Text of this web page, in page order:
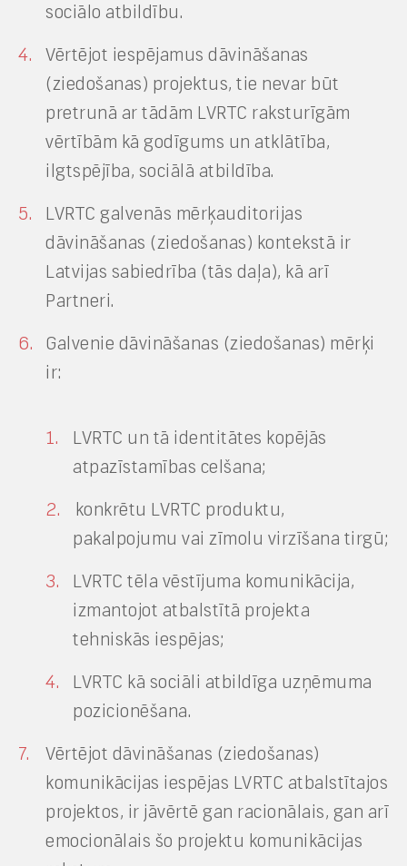
sociālo atbildību.
Vērtējot iespējamus dāvināšanas
(ziedošanas) projektus, tie nevar būt
pretrunā ar tādām LVRTC raksturīgām
vērtībām kā godīgums un atklātība,
ilgtspējība, sociālā atbildība.
LVRTC galvenās mērķauditorijas
dāvināšanas (ziedošanas) kontekstā ir
Latvijas sabiedrība (tās daļa), kā arī
Partneri.
Galvenie dāvināšanas (ziedošanas) mērķi
ir:
LVRTC un tā identitātes kopējās
atpazīstamības celšana;
konkrētu LVRTC produktu,
pakalpojumu vai zīmolu virzīšana tirgū;
LVRTC tēla vēstījuma komunikācija,
izmantojot atbalstītā projekta
tehniskās iespējas;
LVRTC kā sociāli atbildīga uzņēmuma
pozicionēšana.
Vērtējot dāvināšanas (ziedošanas)
komunikācijas iespējas LVRTC atbalstītajos
projektos, ir jāvērtē gan racionālais, gan arī
emocionālais šo projektu komunikācijas